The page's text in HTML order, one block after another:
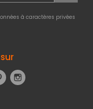
à caractères privées
Pinterest